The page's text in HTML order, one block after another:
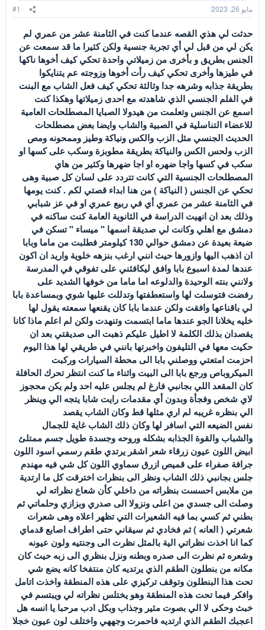
و
ع
ء
مايو 26, 2023 #1
حدثت لي هذي القصه عندما كنت في الثامنة عشر من عمري لم
يكن لي من قبل لي أي تجربة جنسية ولكن كثيرا ما قد سمعت عن
الجنس بطريق و بأخرى من زميلاتي واحدة تحكي كيف أخوها ناكها
في طيزها وأخرى تحكي كيف رأت أخوها وزوجته عم يتنايكوا
بطريقة جذابه وشرهه جدا وثالثة تحكي كيف فعل الشاب مع البنت
في الفلم الجنسي الذي شاهدته مع احدى زميلاتها وهكذا كنت
اسمع عن الجنس وتعلمت من هيدولا الصبايا المصطلحات العامية
للاعضاء التناسلية في الصبية والشاب وايضا بعض مصطلحات
الحديث الجنسي مثل الزب والكس ونياكة وطيز وممحونه ومص
الزب ولحس الكس والنياكة بطريقة مطوبزة وسكب على كسها او
سكب في كسها واجا ضهره او اجا ضهرها وكثير من هاي
المصطلحات الجنسية التي كانت تتردد على لسان كل صبية وهى
تحكي عن الجنس ( النياكة ) من هنا ابداء قصتي لكم . كنت يومها
في الثامنة عشر من عمري أي في ربيع عمري او في عز شبابي
وذلك بعد ان انهيت الدراسة في الثانوية العامة كنت ساكنه في
دمشق مع اهلي وكانت لي صديقة اسمها " ميساء " تسكن في
ضيعة بعيدة عن دمشق حوالي 130 كيلومتر فطلبت من ماما وبابا
ان اذهب اليها وازورها حيث انني ارغب بنزهه خلوية واريد ان اكون
عندها لمدة اسبوع بابا وافق ليكافئني على تفوقي في المدرسة
ولانني بنته الوحيدة والدلوعه اما ماما من خوفها الشديد على
رفضت فتوسلت لها واستعطفتها وتدللت عليها شوي وبمساعدة بابا
لي باقناعها وافقت ولكن عندما بابا كان يقنعها سمعته يقول لها
خليه يخلانا الجو عندها ماما ابتسمت وتنهدت ولكن لم اعلم ماذا كانا
يقصدان بذلك الكلمة لا اطيل عليكم ذهبت الى صديقتي بعد ان
حكيت معها في التليفون واخبرتها بانني في طريقي لها هذا اليوم
احزمت امتعتي ووصلني بابا الى محطة السيارات وركبت
الميكروباص ورجع بابا الى البيت واثناء ما كنت انتظر تحرك الحافلة
كان المقعد اللي بجانبي فارغ لم يجلس عليه احد ولم يكن محجوز
لاي شخص وفجأة وبدون أي مقدمات رايت شابا يتجه الي وينظر
الي بنظره غريبه لم اري مثلها قط وكان الشاب يقصد
نفس الضيعه التي اسافر لها وكان ذلك الشاب غاية للجمال
والشباب والقوة الجذابه بشكله وروحه وجسدة طويل جسم ممتلئ
ابيض اللون عيون زرقاء شعر اشقر يرتدي طقم رسمي اسود اللون
جرافة صفراء على قميص ازرق سماوي اللون كل شي فيه مهندم
جلس بجانبي ذلك الشاب ونظر الى بنظرات اخترقت كل ما ارتدية
من ملابس احسست بنظراته من داخلي كأن شعاع نظراته لي
وصلت الى جسدي من اعلى ونزولا الى صدري وبزازي وحلماتي ثم
بطني ثم كسي بما فيه الشعيرات التي تظهر اعلاه وهى شعرات
شعرتي ( العانه ) ثم فخادي ثم سيقاني حتى اطراف اصابع قدماي
كما انا اخذت نظراتي الية بالمثل نظرت الى وجنتيه ولون عيونه
وشعره ثم نظرت الى صدره وبطنه ونزل بنظري الى زبه حيث كان
مكانه من بنطلون الطقم الذي يرتديه كان منتفخا كانه يضع شي
تحت هذا البنطلون وتوقف تركيزي على هذه المنطقة واخذت اتامل
وافكر فيما تحت هذه المنطقة وهو يختلس نظراته لي ويبتسم في
خبث وحكى لا الي بصوت مثير وجذاب وبكل ادب مرحبا يا انسه هل
اعجبك الطقم الذي ارتديه فاحمرت وجههي واختلف لون عيون خجلا